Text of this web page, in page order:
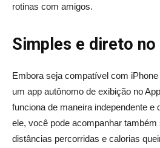
rotinas com amigos.
Simples e direto no
Embora seja compatível com
um app autônomo de exibição no
funciona de maneira independente e
ele, você pode acompanhar
distâncias percorridas e calorias